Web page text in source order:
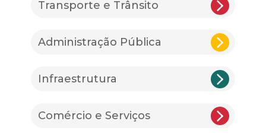
Transporte e Trânsito
Administração Pública
Infraestrutura
Comércio e Serviços